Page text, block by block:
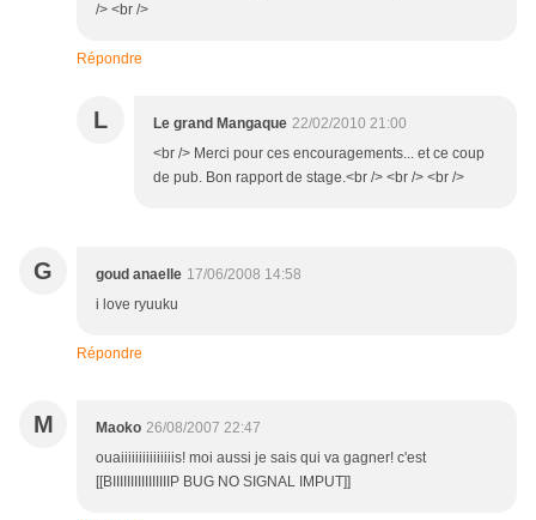
/> <br />
Répondre
L Le grand Mangaque 22/02/2010 21:00
<br /> Merci pour ces encouragements... et ce coup
de pub. Bon rapport de stage.<br /> <br /> <br />
G goud anaelle 17/06/2008 14:58
i love ryuuku
Répondre
M Maoko 26/08/2007 22:47
ouaiiiiiiiiiiiiiiis! moi aussi je sais qui va gagner! c'est
[[BIIIIIIIIIIIIIIIIP BUG NO SIGNAL IMPUT]]